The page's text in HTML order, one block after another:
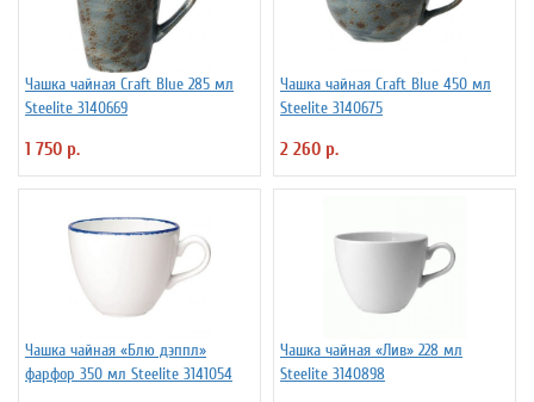
Чашка чайная Craft Blue 285 мл
Steelite 3140669
1 750 р.
Чашка чайная Craft Blue 450 мл
Steelite 3140675
2 260 р.
Чашка чайная «Блю дэппл»
фарфор 350 мл Steelite 3141054
Чашка чайная «Лив» 228 мл
Steelite 3140898